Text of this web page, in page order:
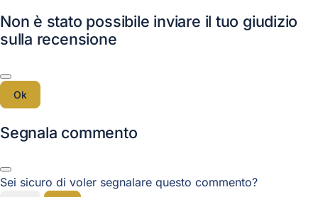
Non è stato possibile inviare il tuo giudizio
sulla recensione
Ok
Segnala commento
Sei sicuro di voler segnalare questo commento?